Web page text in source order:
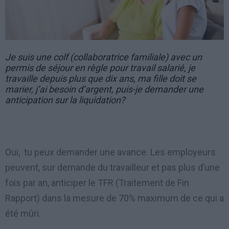
Je suis une colf (collaboratrice familiale) avec un
permis de séjour en règle pour travail salarié, je
travaille depuis plus que dix ans, ma fille doit se
marier, j’ai besoin d’argent, puis-je demander une
anticipation sur la liquidation?
Oui, tu peux demander une avance. Les employeurs
peuvent, sur demande du travailleur et pas plus d’une
fois par an, anticiper le TFR (Traitement de Fin
Rapport) dans la mesure de 70% maximum de ce qui a
été mûri.